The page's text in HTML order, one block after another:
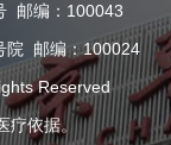
邮编：100043
院 邮编：100024
Reserved
疗依据。